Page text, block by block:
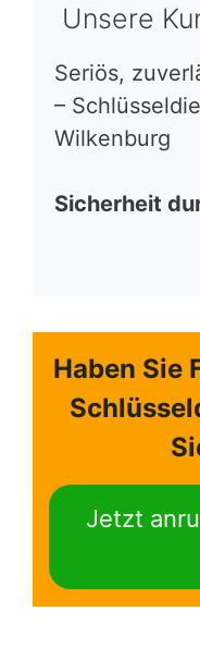
Unsere
Seriös,
–
Wilkenburg
Sicherheit
Haben Sie
Jetzt